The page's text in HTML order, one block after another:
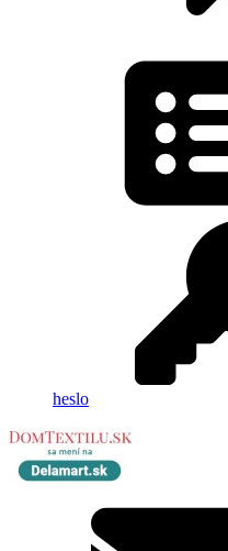
heslo